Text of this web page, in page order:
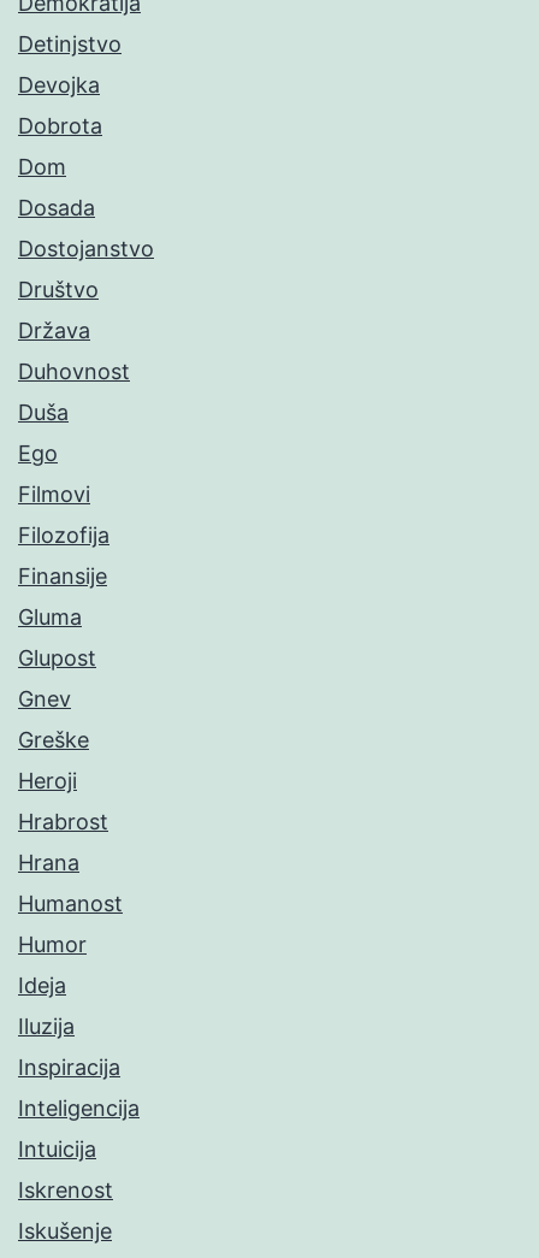
Detinjstvo
Devojka
Dobrota
Dom
Dosada
Dostojanstvo
Društvo
Država
Duhovnost
Duša
Ego
Filmovi
Filozofija
Finansije
Gluma
Glupost
Gnev
Greške
Heroji
Hrabrost
Hrana
Humanost
Humor
Ideja
Iluzija
Inspiracija
Inteligencija
Intuicija
Iskrenost
Iskušenje